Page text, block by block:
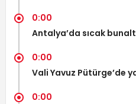
0:00
Antalya’da sıcak
0:00
Vali Yavuz Pütürge’de
0:00